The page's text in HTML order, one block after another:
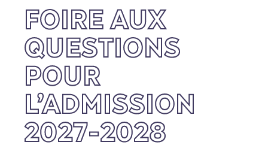
FOIRE AUX
QUESTIONS
POUR
L’ADMISSION
2027-2028